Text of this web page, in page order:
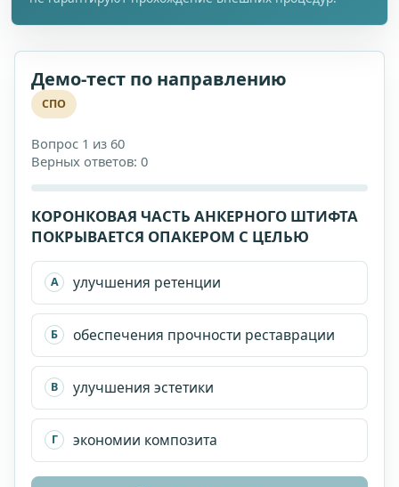
Демо-тест по направлению
СПО
Вопрос 1 из 60
Верных ответов: 0
КОРОНКОВАЯ ЧАСТЬ АНКЕРНОГО ШТИФТА
ПОКРЫВАЕТСЯ ОПАКЕРОМ С ЦЕЛЬЮ
А улучшения ретенции
Б обеспечения прочности реставрации
В улучшения эстетики
Г экономии композита